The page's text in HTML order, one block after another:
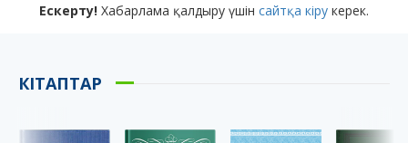
Ескерту! Хабарлама қалдыру үшін сайтқа кіру керек.
КІТАПТАР